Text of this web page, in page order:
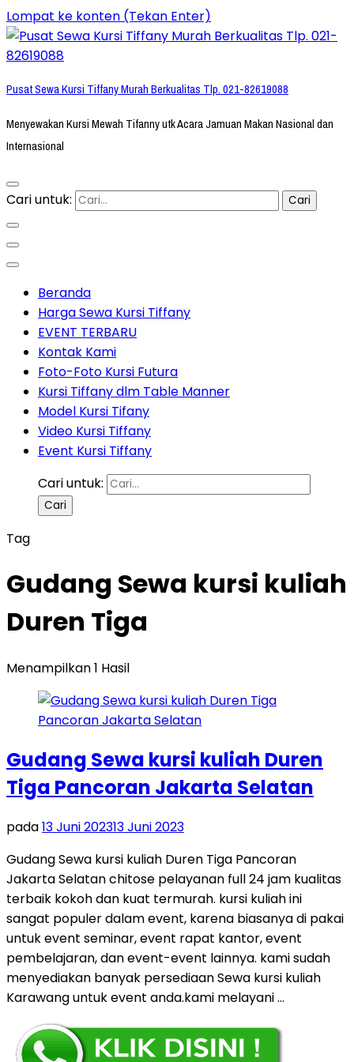
Lompat ke konten (Tekan Enter)
Pusat Sewa Kursi Tiffany Murah Berkualitas Tlp. 021-82619088
Menyewakan Kursi Mewah Tifanny utk Acara Jamuan Makan Nasional dan
Internasional
Cari untuk:
Beranda
Harga Sewa Kursi Tiffany
EVENT TERBARU
Kontak Kami
Foto-Foto Kursi Futura
Kursi Tiffany dlm Table Manner
Model Kursi Tifany
Video Kursi Tiffany
Event Kursi Tiffany
Cari untuk:
Tag
Gudang Sewa kursi kuliah
Duren Tiga
Menampilkan 1 Hasil
Gudang Sewa kursi kuliah Duren
Tiga Pancoran Jakarta Selatan
pada13 Juni 202313 Juni 2023
Gudang Sewa kursi kuliah Duren Tiga Pancoran
Jakarta Selatan chitose pelayanan full 24 jam kualitas
terbaik kokoh dan kuat termurah. kursi kuliah ini
sangat populer dalam event, karena biasanya di pakai
untuk event seminar, event rapat kantor, event
pembelajaran, dan event-event lainnya. kami sudah
menyediakan banyak persediaan Sewa kursi kuliah
Karawang untuk event anda.kami melayani …